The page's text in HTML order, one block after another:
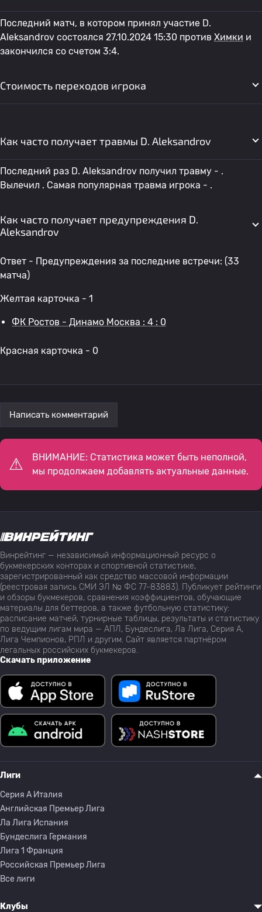
Последний матч, в котором принял участие D.
Aleksandrov состоялся 27.10.2024 15:30 против Химки и
закончился со счетом 3:4.
Стоимость переходов игрока
Как часто получает травмы D. Aleksandrov
Последний раз D. Aleksandrov получил травму - .
Вылечил . Самая популярная травма игрока - .
Как часто получает предупреждения D.
Aleksandrov
Ответ - Предупреждения за последние встречи: (33
матча)
Желтая карточка - 1
ФК Ростов - Динамо Москва : 4 : 0
Красная карточка - 0
Написать комментарий
ВНИМАНИЕ: Статистика может быть неполной,
мы продолжаем добавлять актуальные данные.
Винрейтинг — независимый информационный ресурс о
букмекерских конторах и спортивной статистике,
зарегистрированный как средство массовой информации
(реестровая запись СМИ ЭЛ № ФС 77-83883). Публикует рейтинги
и обзоры букмекеров, сравнения коэффициентов, обучающие
материалы для беттеров, а также футбольную статистику:
расписание матчей, турнирные таблицы, результаты и статистику
по ведущим лигам мира — АПЛ, Бундеслига, Ла Лига, Серия А,
Лига Чемпионов, РПЛ и другим. Сайт является партнёром
легальных российских букмекеров.
Скачать приложение
Лиги
Серия A Италия
Английская Премьер Лига
Ла Лига Испания
Бундеслига Германия
Лига 1 Франция
Российская Премьер Лига
Все лиги
Клубы